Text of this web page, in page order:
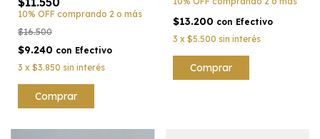
10% OFF comprando 2 o más
$16.500
$9.240 con Efectivo
3 x $3.850 sin interés
$13.200 con Efectivo
3 x $5.500 sin interés
Comprar